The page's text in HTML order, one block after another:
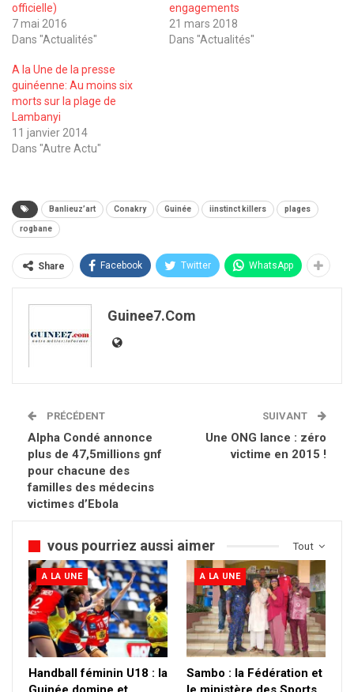
officielle)
7 mai 2016
Dans "Actualités"
engagements
21 mars 2018
Dans "Actualités"
A la Une de la presse
guinéenne: Au moins six
morts sur la plage de
Lambanyi
11 janvier 2014
Dans "Autre Actu"
Banlieuz’art Conakry Guinée iinstinct killers plages
rogbane
Share Facebook Twitter WhatsApp
Guinee7.com
PRÉCÉDENT
Alpha Condé annonce
plus de 47,5millions gnf
pour chacune des
familles des médecins
victimes d’Ebola
SUIVANT
Une ONG lance : zéro
victime en 2015 !
Tout
vous pourriez aussi aimer
A LA UNE
Handball féminin U18 : la
A LA UNE
Sambo : la Fédération et